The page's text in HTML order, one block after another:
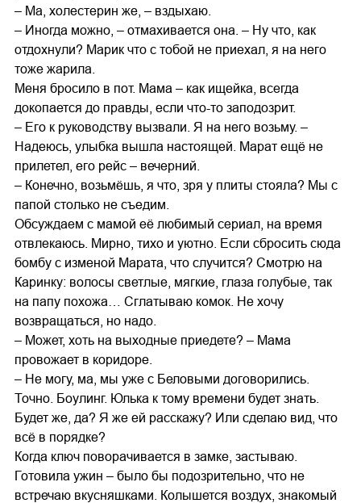
– Ма, холестерин же, – вздыхаю.
– Иногда можно, – отмахивается она. – Ну что, как
отдохнули? Марик что с тобой не приехал, я на него
тоже жарила.
Меня бросило в пот. Мама – как ищейка, всегда
докопается до правды, если что-то заподозрит.
– Его к руководству вызвали. Я на него возьму. –
Надеюсь, улыбка вышла настоящей. Марат ещё не
прилетел, его рейс – вечерний.
– Конечно, возьмёшь, я что, зря у плиты стояла? Мы с
папой столько не съедим.
Обсуждаем с мамой её любимый сериал, на время
отвлекаюсь. Мирно, тихо и уютно. Если сбросить сюда
бомбу с изменой Марата, что случится? Смотрю на
Каринку: волосы светлые, мягкие, глаза голубые, так
на папу похожа… Сглатываю комок. Не хочу
возвращаться, но надо.
– Может, хоть на выходные приедете? – Мама
провожает в коридоре.
– Не могу, ма, мы уже с Беловыми договорились.
Точно. Боулинг. Юлька к тому времени будет знать.
Будет же, да? Я же ей расскажу? Или сделаю вид, что
всё в порядке?
Когда ключ поворачивается в замке, застываю.
Готовила ужин – было бы подозрительно, что не
встречаю вкусняшками. Колышется воздух, знакомый